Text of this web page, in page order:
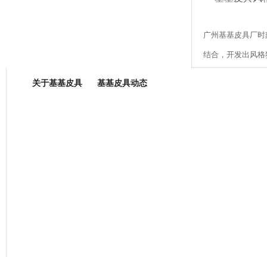
广州基基皮具厂
结合，开发出风
关于基基皮具
基基皮具动态